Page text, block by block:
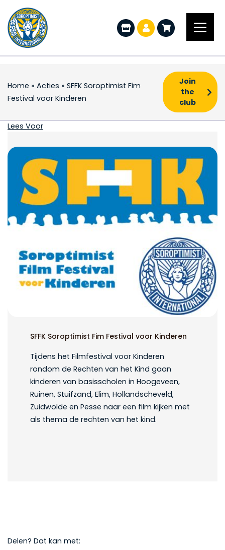
Home » Acties » SFFK Soroptimist Fim
Festival voor Kinderen
Join
the
club
SFFK Soroptimist Fim
Lees Voor
SFFK Soroptimist Fim Festival voor Kinderen
Tijdens het Filmfestival voor Kinderen
rondom de Rechten van het Kind gaan
kinderen van basisscholen in Hoogeveen,
Ruinen, Stuifzand, Elim, Hollandscheveld,
Zuidwolde en Pesse naar een film kijken met
als thema de rechten van het kind.
Delen? Dat kan met: